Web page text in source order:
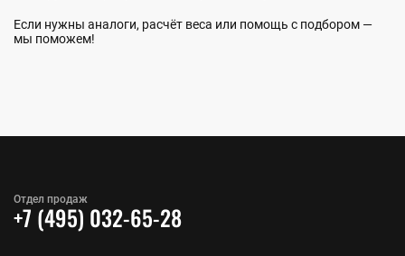
Если нужны аналоги, расчёт веса или помощь с подбором —
мы поможем!
Отдел продаж
+7 (495) 032-65-28